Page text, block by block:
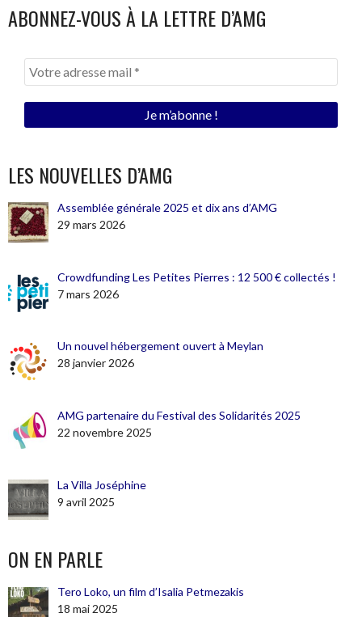
ABONNEZ-VOUS À LA LETTRE D’AMG
LES NOUVELLES D’AMG
Assemblée générale 2025 et dix ans d’AMG
29 mars 2026
Crowdfunding Les Petites Pierres : 12 500 € collectés !
7 mars 2026
Un nouvel hébergement ouvert à Meylan
28 janvier 2026
AMG partenaire du Festival des Solidarités 2025
22 novembre 2025
La Villa Joséphine
9 avril 2025
ON EN PARLE
Tero Loko, un film d’Isalia Petmezakis
18 mai 2025